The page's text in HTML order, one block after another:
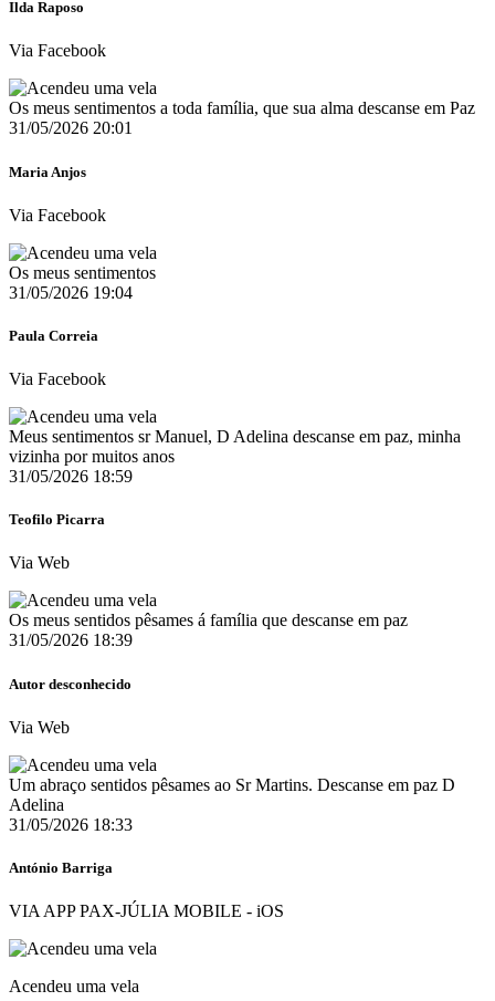
Ilda Raposo
Via Facebook
Os meus sentimentos a toda família, que sua alma descanse em Paz ️
31/05/2026 20:01
Maria Anjos
Via Facebook
Os meus sentimentos
31/05/2026 19:04
Paula Correia
Via Facebook
Meus sentimentos sr Manuel, D Adelina descanse em paz, minha
vizinha por muitos anos
31/05/2026 18:59
Teofilo Picarra
Via Web
Os meus sentidos pêsames á família que descanse em paz
31/05/2026 18:39
Autor desconhecido
Via Web
Um abraço sentidos pêsames ao Sr Martins. Descanse em paz D
Adelina
31/05/2026 18:33
António Barriga
VIA APP PAX-JÚLIA MOBILE - iOS
Acendeu uma vela